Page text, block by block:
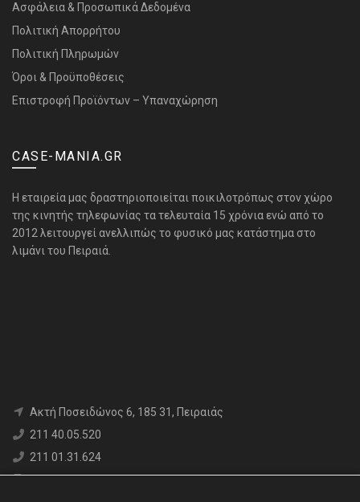
Ασφάλεια & Προσωπικά Δεδομένα
Πολιτική Απορρήτου
Πολιτική Πληρωμών
Όροι & Προϋποθέσεις
Επιστροφή Προϊόντων – Υπαναχώρηση
CASE-MANIA.GR
H εταιρεία μας δραστηριοποιείται ποικιλοτρόπως στον χώρο
της κινητής τηλεφωνίας τα τελευταία 15 χρόνια ενώ από το
2012 λειτουργεί ανελλιπώς το φυσικό μας κατάστημα στο
λιμάνι του Πειραιά.
Aκτή Ποσειδώνος 6, 185 31, Πειραιάς
211 40.05.520
211 01.31.624
6980 71.17.12